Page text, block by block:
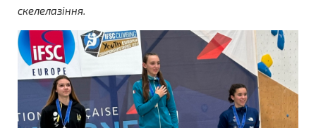
скелелазіння.